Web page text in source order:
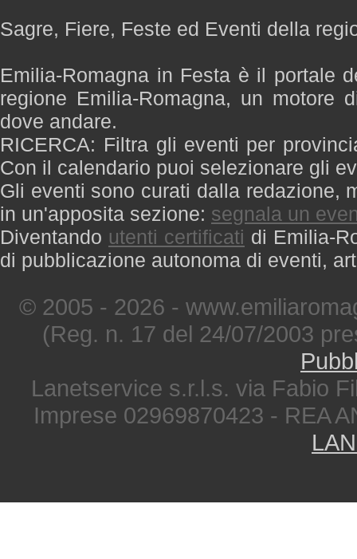
Sagre, Fiere, Feste ed Eventi della
Emilia-Romagna in Festa è il portale
regione Emilia-Romagna, un motore
dove andare.
RICERCA: Filtra gli eventi per
Con il calendario puoi selezionare gli
Gli eventi sono curati dalla redazione,
in un'apposita sezione: segnala un
Diventando utenti certificati di Emilia-
di pubblicazione autonoma di eventi,
© 2005 - 2026 -
(Reg. n. 17 del 24/07/2003
Lanetservice s.r.l.s. via Fabio
Imprese 02969870423 - REA